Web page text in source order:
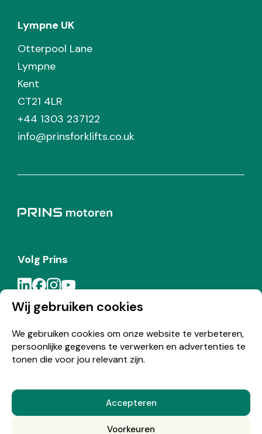
Wij gebruiken cookies
We gebruiken cookies om onze website te verbeteren,
persoonlijke gegevens te verwerken en advertenties te
tonen die voor jou relevant zijn.
Accepteren
Voorkeuren
Lympne UK
Otterpool Lane
Lympne
Kent
CT21 4LR
+44 1303 237122
info@prinsforklifts.co.uk
Volg Prins
Meld je aan voor de Prins nieuwsbrief
© Copyright 2026 Prins